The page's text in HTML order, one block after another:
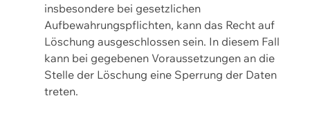
insbesondere bei gesetzlichen
Aufbewahrungspflichten, kann das Recht auf
Löschung ausgeschlossen sein. In diesem Fall
kann bei gegebenen Voraussetzungen an die
Stelle der Löschung eine Sperrung der Daten
treten.